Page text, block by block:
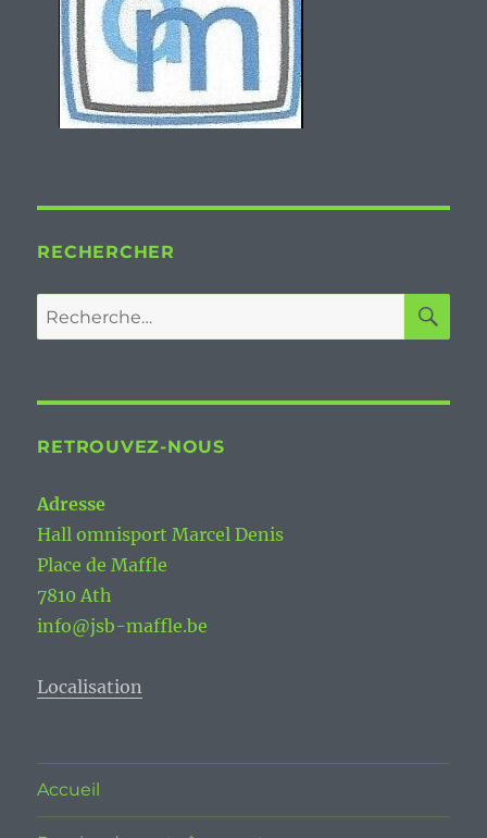
RECHERCHER
RETROUVEZ-NOUS
Adresse
Hall omnisport Marcel Denis
Place de Maffle
7810 Ath
info@jsb-maffle.be
Localisation
Accueil